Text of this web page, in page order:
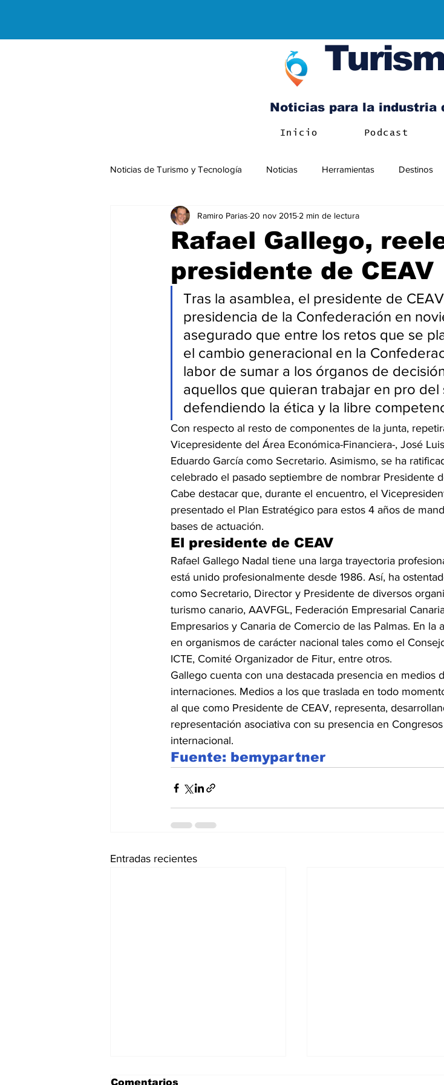
Noticias para la industria
Inicio Podcast
Noticias de Turismo y Tecnología Noticias Herramientas Destinos
Negocios Internacionales
Rafael Gallego,
presidente de CEAV
Ramiro Parias 20 nov 2015 2 min de lectura
Tras la asamblea, el presidente de
presidencia de la Confederación en
asegurado que entre los retos que se
el cambio generacional en la
labor de sumar a los órganos de
aquellos que quieran trabajar en pro
defendiendo la ética y la libre
Con respecto al resto de componentes de la junta,
Vicepresidente del Área Económica-Financiera-, José
Eduardo García como Secretario. Asimismo, se ha
celebrado el pasado septiembre de nombrar Presidente
Cabe destacar que, durante el encuentro, el
presentado el Plan Estratégico para estos 4 años de
bases de actuación.
El presidente de CEAV
Rafael Gallego Nadal tiene una larga trayectoria
está unido profesionalmente desde 1986. Así, ha
como Secretario, Director y Presidente de diversos
turismo canario, AAVFGL, Federación Empresarial
Empresarios y Canaria de Comercio de las Palmas. En la
en organismos de carácter nacional tales como el
ICTE, Comité Organizador de Fitur, entre otros.
Gallego cuenta con una destacada presencia en medios
internaciones. Medios a los que traslada en todo
al que como Presidente de CEAV, representa,
representación asociativa con su presencia en
internacional.
Fuente: bemypartner
Entradas recientes
Comentarios